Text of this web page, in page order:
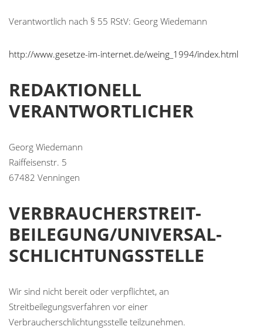
Verantwortlich nach § 55 RStV: Georg Wiedemann
http://www.gesetze-im-internet.de/weing_1994/index.html
REDAKTIONELL
VERANTWORTLICHER
Georg Wiedemann
Raiffeisenstr. 5
67482 Venningen
VERBRAUCHER­STREIT­
BEILEGUNG/UNIVERSAL­
SCHLICHTUNGS­STELLE
Wir sind nicht bereit oder verpflichtet, an
Streitbeilegungsverfahren vor einer
Verbraucherschlichtungsstelle teilzunehmen.